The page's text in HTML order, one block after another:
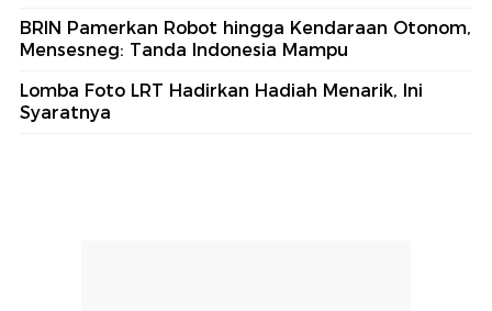
BRIN Pamerkan Robot hingga Kendaraan Otonom,
Mensesneg: Tanda Indonesia Mampu
Lomba Foto LRT Hadirkan Hadiah Menarik, Ini
Syaratnya